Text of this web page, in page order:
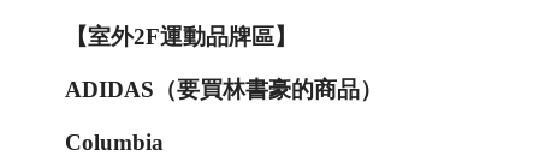
【室外2F運動品牌區】
ADIDAS （要買林書豪的商品）
Columbia